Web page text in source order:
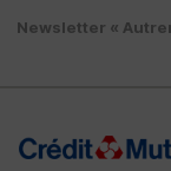
Newsletter «